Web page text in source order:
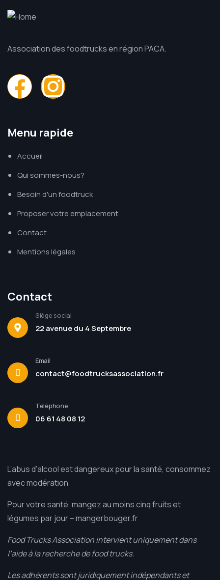
Association des foodtrucks en région PACA.
Menu rapide
Accueil
Qui sommes-nous?
Besoin d'un foodtruck
Proposer votre emplacement
Contact
Mentions légales
Contact
Siège social
22 avenue du 4 Septembre
Email
contact@foodtrucksassociation.fr
Téléphone
06 61 48 08 12
L’abus d’alcool est dangereux pour la santé, consommez
avec modération
Pour votre santé, mangez au moins cinq fruits et
légumes par jour –mangerbouger.fr
Food Trucks Association intervient uniquement dans
l’aide à la recherche de food trucks.
Les adhérents sont juridiquement indépendants et